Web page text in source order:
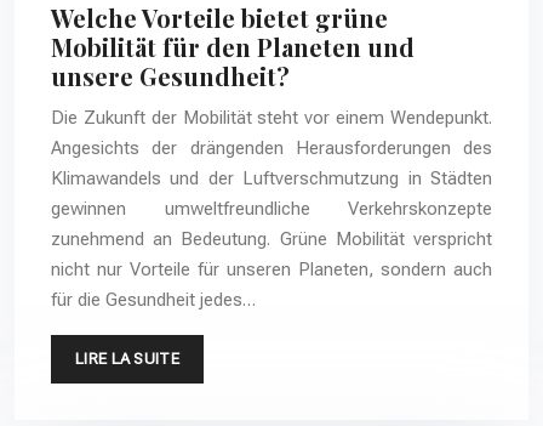
Welche Vorteile bietet grüne
Mobilität für den Planeten und
unsere Gesundheit?
Die Zukunft der Mobilität steht vor einem Wendepunkt.
Angesichts der drängenden Herausforderungen des
Klimawandels und der Luftverschmutzung in Städten
gewinnen umweltfreundliche Verkehrskonzepte
zunehmend an Bedeutung. Grüne Mobilität verspricht
nicht nur Vorteile für unseren Planeten, sondern auch
für die Gesundheit jedes…
LIRE LA SUITE